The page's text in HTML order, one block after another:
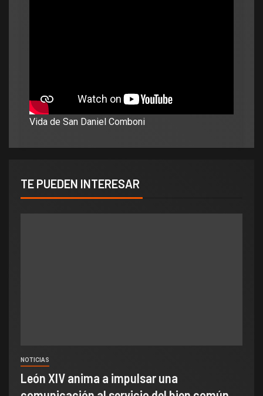
Vida de San Daniel Comboni
TE PUEDEN INTERESAR
NOTICIAS
León XIV anima a impulsar una